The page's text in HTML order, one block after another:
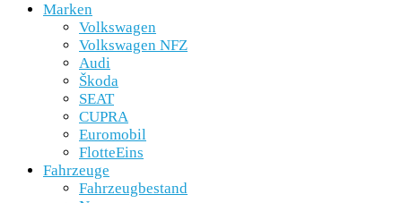
Marken
Volkswagen
Volkswagen NFZ
Audi
Škoda
SEAT
CUPRA
Euromobil
FlotteEins
Fahrzeuge
Fahrzeugbestand